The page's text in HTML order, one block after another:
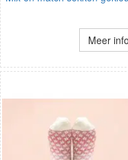
Meer info